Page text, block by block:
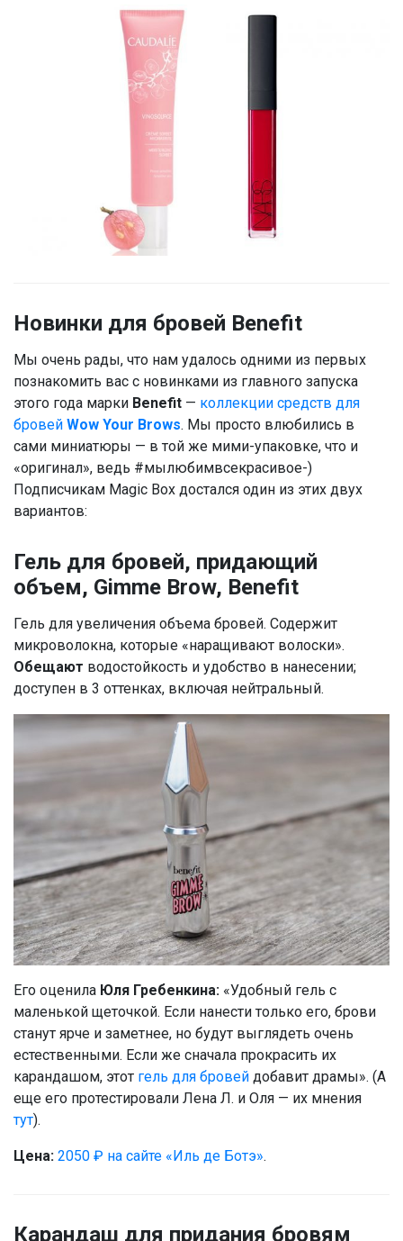
Новинки для бровей Benefit
Мы очень рады, что нам удалось одними из первых
познакомить вас с новинками из главного запуска
этого года марки Benefit — коллекции средств для
бровей Wow Your Brows. Мы просто влюбились в
сами миниатюры — в той же мими-упаковке, что и
«оригинал», ведь #мылюбимвсекрасивое-)
Подписчикам Magic Box достался один из этих двух
вариантов:
Гель для бровей, придающий
объем, Gimme Brow, Benefit
Гель для увеличения объема бровей. Содержит
микроволокна, которые «наращивают волоски».
Обещают водостойкость и удобство в нанесении;
доступен в 3 оттенках, включая нейтральный.
Его оценила Юля Гребенкина: «Удобный гель с
маленькой щеточкой. Если нанести только его, брови
станут ярче и заметнее, но будут выглядеть очень
естественными. Если же сначала прокрасить их
карандашом, этот гель для бровей добавит драмы». (А
еще его протестировали Лена Л. и Оля — их мнения
тут).
Цена: 2050 ₽ на сайте «Иль де Ботэ».
Карандаш для придания бровям